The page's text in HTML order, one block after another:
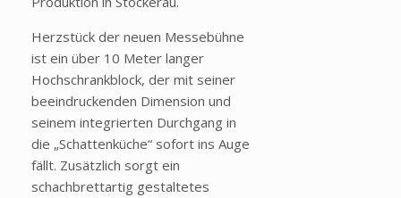
Herzstück der neuen Messebühne
ist ein über 10 Meter langer
Hochschrankblock, der mit seiner
beeindruckenden Dimension und
seinem integrierten Durchgang in
die „Schattenküche“ sofort ins Auge
fällt. Zusätzlich sorgt ein
schachbrettartig gestaltetes